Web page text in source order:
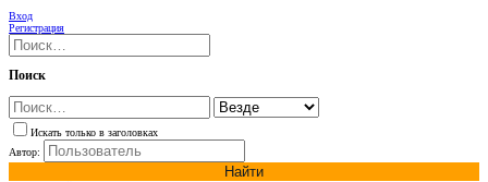
Вход
Регистрация
Поиск
Искать только в заголовках
Автор:
Найти